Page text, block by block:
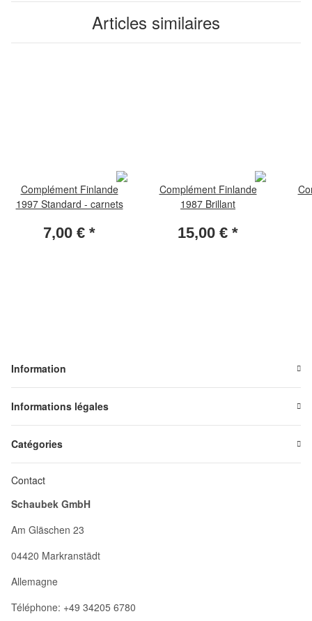
Articles similaires
Complément Finlande
1997 Standard - carnets
7,00 € *
Complément Finlande
1987 Brillant
15,00 € *
Information
Informations légales
Catégories
Contact
Schaubek GmbH
Am Gläschen 23
04420 Markranstädt
Allemagne
Téléphone: +49 34205 6780